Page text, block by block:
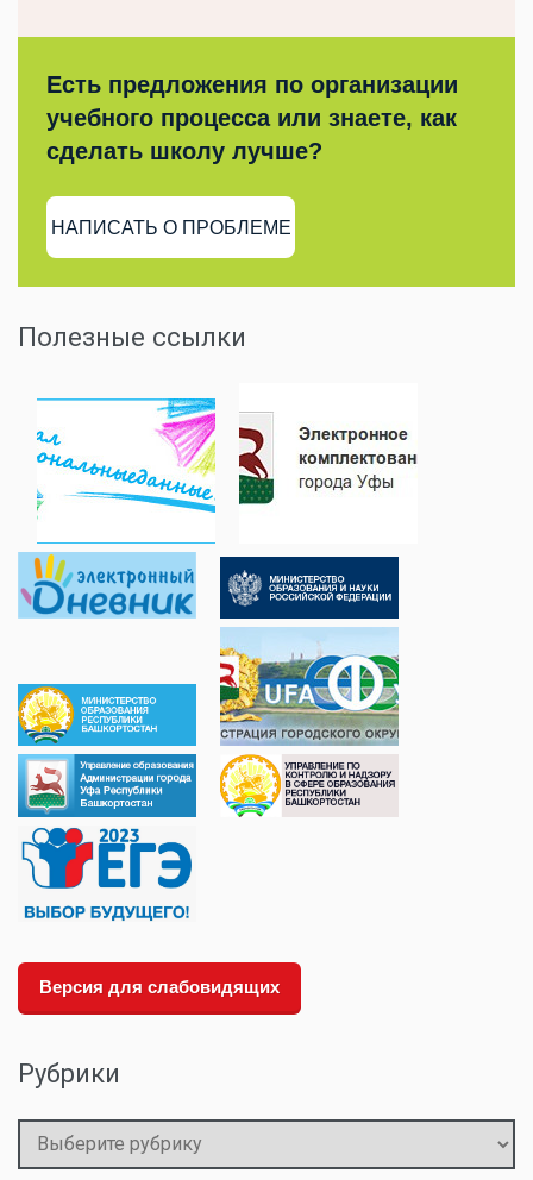
Есть предложения по организации
учебного процесса или знаете, как
сделать школу лучше?
НАПИСАТЬ О ПРОБЛЕМЕ
Полезные ссылки
Версия для слабовидящих
Рубрики
Рубрики